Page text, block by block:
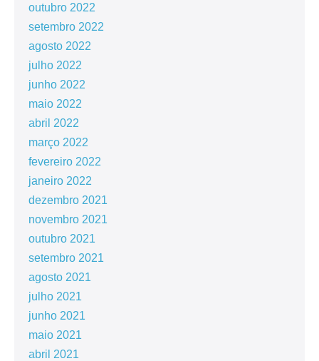
outubro 2022
setembro 2022
agosto 2022
julho 2022
junho 2022
maio 2022
abril 2022
março 2022
fevereiro 2022
janeiro 2022
dezembro 2021
novembro 2021
outubro 2021
setembro 2021
agosto 2021
julho 2021
junho 2021
maio 2021
abril 2021